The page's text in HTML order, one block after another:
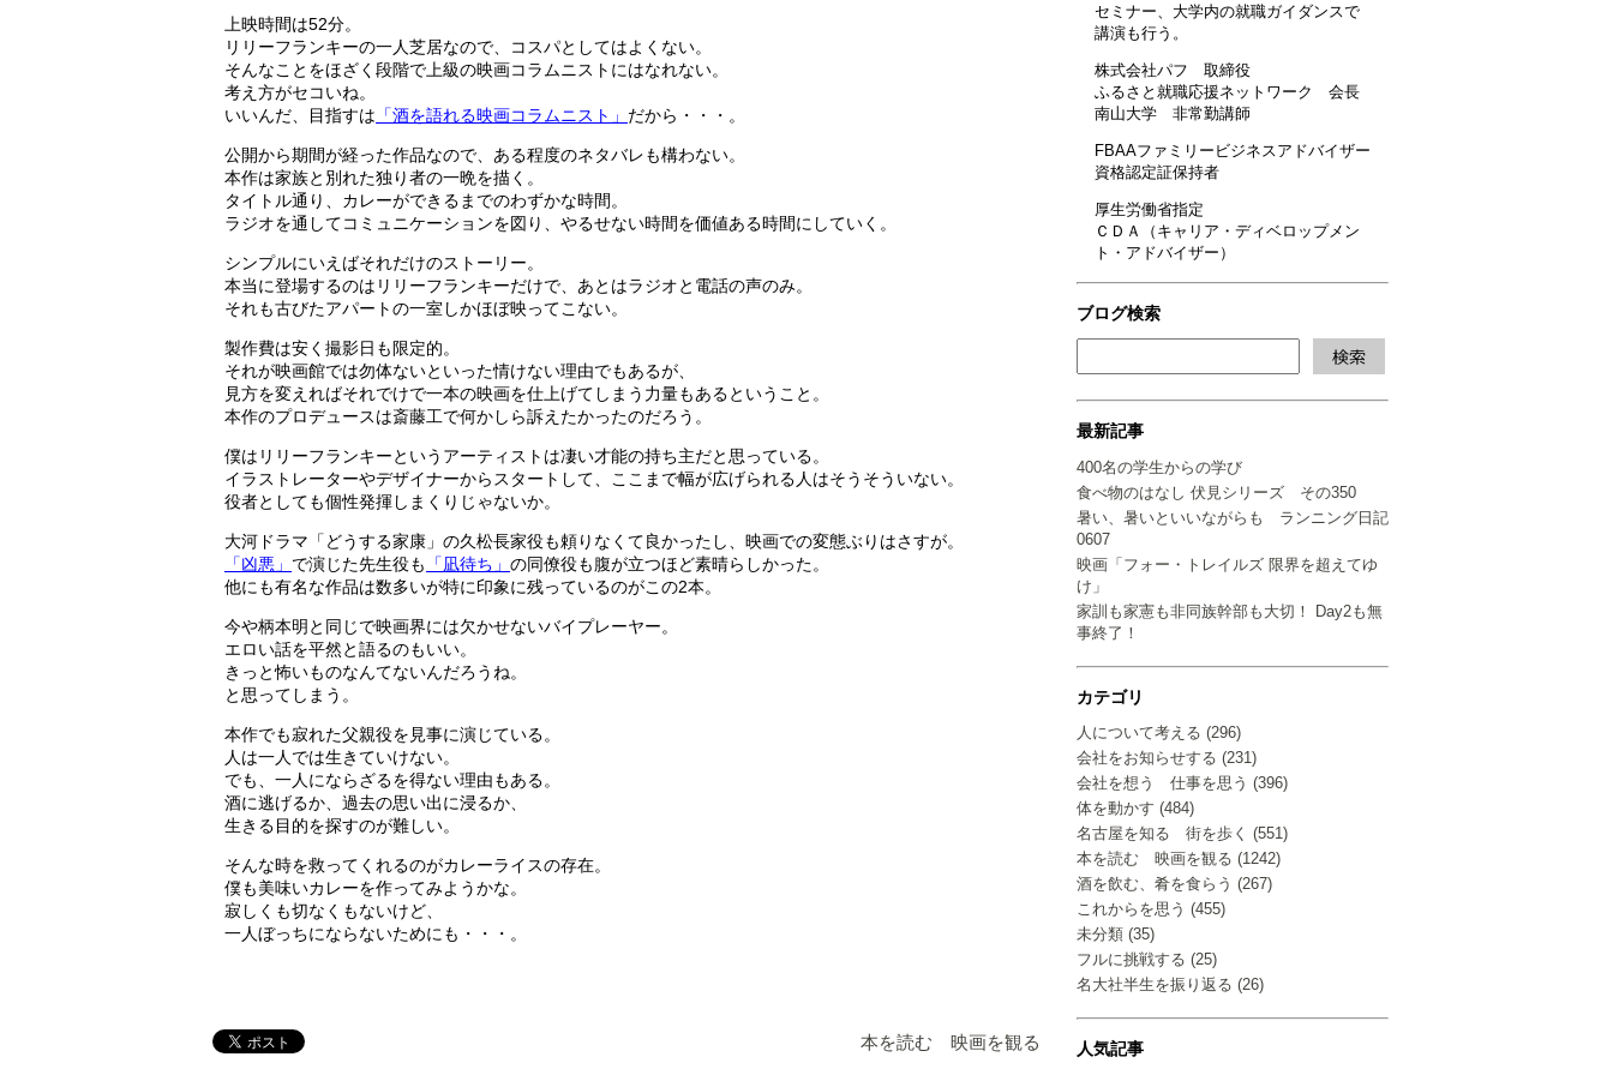
セミナー、大学内の就職ガイダンスで
講演も行う。
株式会社パフ 取締役
ふるさと就職応援ネットワーク 会長
南山大学 非常勤講師
FBAAファミリービジネスアドバイザー
資格認定証保持者
厚生労働省指定
ＣＤＡ（キャリア・ディベロップメン
ト・アドバイザー）
ブログ検索
最新記事
400名の学生からの学び
食べ物のはなし 伏見シリーズ その350
暑い、暑いといいながらも ランニング日記
0607
映画「フォー・トレイルズ 限界を超えてゆ
け」
家訓も家憲も非同族幹部も大切！ Day2も無
事終了！
カテゴリ
人について考える (296)
会社をお知らせする (231)
会社を想う 仕事を思う (396)
体を動かす (484)
名古屋を知る 街を歩く (551)
本を読む 映画を観る (1242)
酒を飲む、肴を食らう (267)
これからを思う (455)
未分類 (35)
フルに挑戦する (25)
名大社半生を振り返る (26)
人気記事
上映時間は52分。
リリーフランキーの一人芝居なので、コスパとしてはよくない。
そんなことをほざく段階で上級の映画コラムニストにはなれない。
考え方がセコいね。
いいんだ、目指すは 「酒を語れる映画コラムニスト」 だから・・・。
公開から期間が経った作品なので、ある程度のネタバレも構わない。
本作は家族と別れた独り者の一晩を描く。
タイトル通り、カレーができるまでのわずかな時間。
ラジオを通してコミュニケーションを図り、やるせない時間を価値ある時間にしていく。
シンプルにいえばそれだけのストーリー。
本当に登場するのはリリーフランキーだけで、あとはラジオと電話の声のみ。
それも古びたアパートの一室しかほぼ映ってこない。
製作費は安く撮影日も限定的。
それが映画館では勿体ないといった情けない理由でもあるが、
見方を変えればそれでけで一本の映画を仕上げてしまう力量もあるということ。
本作のプロデュースは斎藤工で何かしら訴えたかったのだろう。
僕はリリーフランキーというアーティストは凄い才能の持ち主だと思っている。
イラストレーターやデザイナーからスタートして、ここまで幅が広げられる人はそうそういない。
役者としても個性発揮しまくりじゃないか。
大河ドラマ「どうする家康」の久松長家役も頼りなくて良かったし、映画での変態ぶりはさすが。
「凶悪」 で演じた先生役も 「凪待ち」 の同僚役も腹が立つほど素晴らしかった。
他にも有名な作品は数多いが特に印象に残っているのがこの2本。
今や柄本明と同じで映画界には欠かせないバイプレーヤー。
エロい話を平然と語るのもいい。
きっと怖いものなんてないんだろうね。
と思ってしまう。
本作でも寂れた父親役を見事に演じている。
人は一人では生きていけない。
でも、一人にならざるを得ない理由もある。
酒に逃げるか、過去の思い出に浸るか、
生きる目的を探すのが難しい。
そんな時を救ってくれるのがカレーライスの存在。
僕も美味いカレーを作ってみようかな。
寂しくも切なくもないけど、
一人ぼっちにならないためにも・・・。
本を読む 映画を観る